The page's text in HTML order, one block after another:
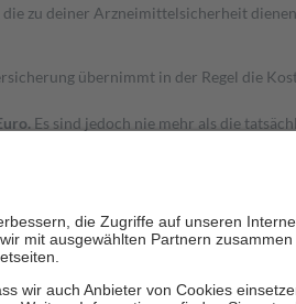
zu deiner Arzneimittelsicherheit
übernimmt in der Regel die
Es sind jedoch nie mehr als die
Zuzahlungen an bei: